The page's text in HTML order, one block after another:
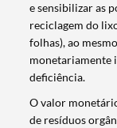
e sensibilizar as
reciclagem do
folhas), ao
monetariamente
deficiência.
O valor
de resíduos